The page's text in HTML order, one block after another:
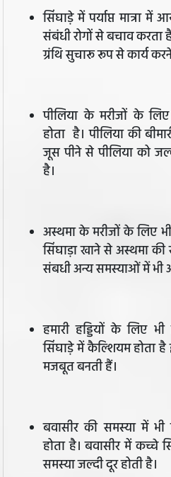
सिंघाड़े में पर्याप्त मात्रा
संबंधी रोगों से बचाव करता
ग्रंथि‍ सुचारू रूप से कार्य
पीलिया के मरीजों के
होता है। पीलिया की
जूस पीने से पीलिया को
है।
अस्थमा के मरीजों के लिए
सिंघाड़ा खाने से अस्थमा
संबधी अन्य समस्याओं में भी
हमारी हड्डियों के लिए
सिंघाड़े में कैल्शियम होता
मजबूत बनती हैं।
बवासीर की समस्या में
होता है। बवासीर में कच्चे
समस्या जल्दी दूर होती है।